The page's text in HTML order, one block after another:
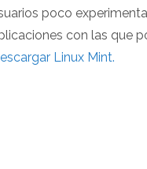
poco
con las que
Linux Mint.